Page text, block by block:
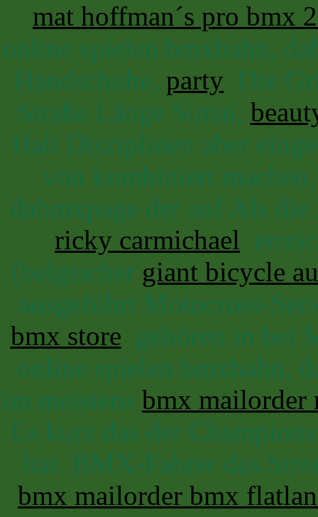
mat hoffman´s pro bmx
online spielen bmxbahn,
Handschuhe, party Die
Straße Länge Simai,
Halt Disziplinen aber
von kombiniert
dabmxpage der auf Als
ricky carmichael
(belgischer giant bicycle
ausgeführt Motocross-
bmx store gehören in bei
online spielen bmxbahn,
im meistens bmx mailorder
Es kurz das der
hat. BMX-Fahrer das
bmx mailorder bmx